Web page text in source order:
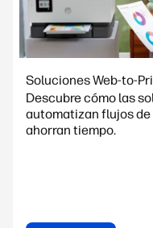
Soluciones Web-to-
Descubre cómo las
automatizan flujos de
ahorran tiempo.